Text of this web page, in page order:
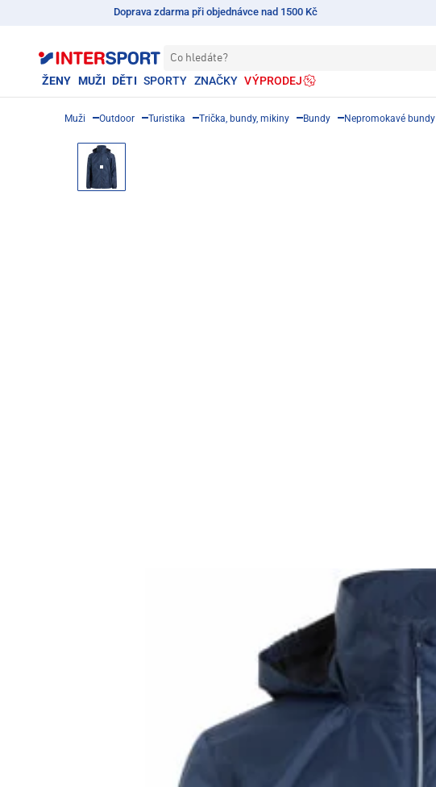
Doprava zdarma při objednávce nad 1500 Kč
Co hledáte?
ŽENY MUŽI DĚTI SPORTY ZNAČKY VÝPRODEJ
Muži Outdoor Turistika Trička, bundy, mikiny Bundy Nepromokavé bundy